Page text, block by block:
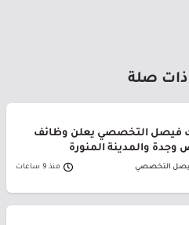
ذات صلة
فيصل التخصصي يعلن وظائف
وجدة والمدينة المنورة
التخصصي منذ 9 ساعات